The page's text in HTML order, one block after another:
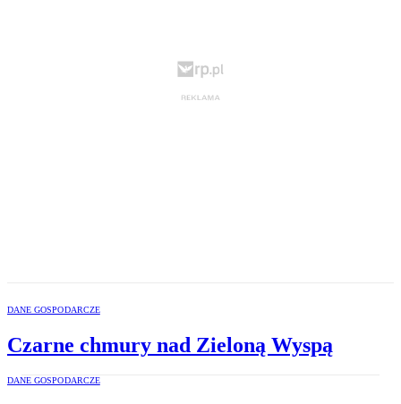
DANE GOSPODARCZE
Czarne chmury nad Zieloną Wyspą
DANE GOSPODARCZE